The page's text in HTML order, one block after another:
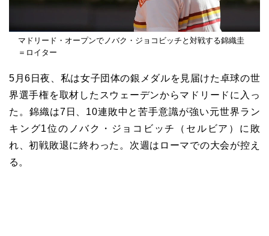
マドリード・オープンでノバク・ジョコビッチと対戦する錦織圭
＝ロイター
5月6日夜、私は女子団体の銀メダルを見届けた卓球の世
界選手権を取材したスウェーデンからマドリードに入っ
た。錦織は7日、10連敗中と苦手意識が強い元世界ラン
キング1位のノバク・ジョコビッチ（セルビア）に敗
れ、初戦敗退に終わった。次週はローマでの大会が控え
る。